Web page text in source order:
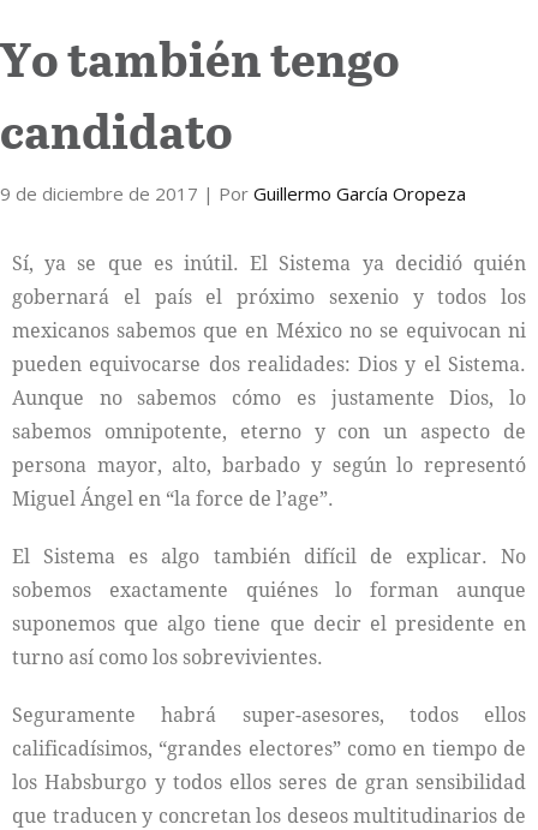
Colaboradores
Internacional
Cultura
Yo también tengo
candidato
9 de diciembre de 2017 | Por Guillermo García Oropeza
Sí, ya se que es inútil. El Sistema ya decidió quién
gobernará el país el próximo sexenio y todos los
mexicanos sabemos que en México no se equivocan ni
pueden equivocarse dos realidades: Dios y el Sistema.
Aunque no sabemos cómo es justamente Dios, lo
sabemos omnipotente, eterno y con un aspecto de
persona mayor, alto, barbado y según lo representó
Miguel Ángel en “la force de l’age”.
El Sistema es algo también difícil de explicar. No
sobemos exactamente quiénes lo forman aunque
suponemos que algo tiene que decir el presidente en
turno así como los sobrevivientes.
Seguramente habrá super-asesores, todos ellos
calificadísimos, “grandes electores” como en tiempo de
los Habsburgo y todos ellos seres de gran sensibilidad
que traducen y concretan los deseos multitudinarios de